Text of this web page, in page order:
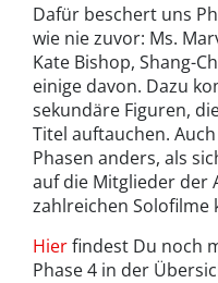
Dafür beschert uns
wie nie zuvor: Ms.
Kate Bishop, Shang-
einige davon. Dazu
sekundäre Figuren,
Titel auftauchen.
Phasen anders, als
auf die Mitglieder der
zahlreichen
Hierfindest Du noch
Phase 4 in der